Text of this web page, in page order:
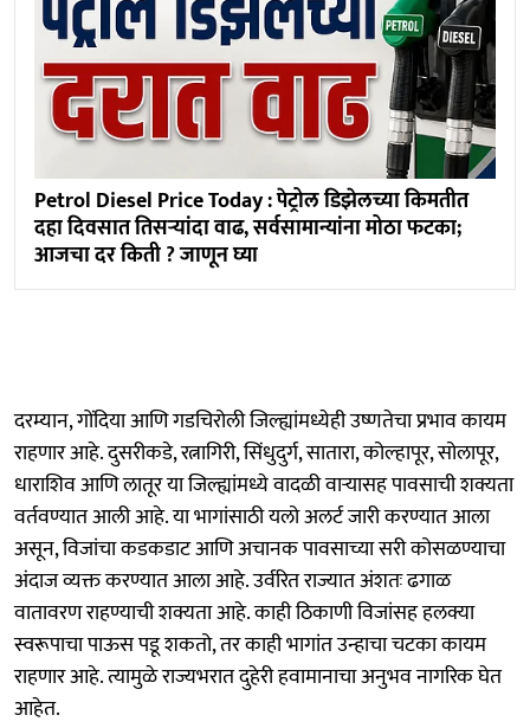
Petrol Diesel Price Today : पेट्रोल डिझेलच्या किमतीत
दहा दिवसात तिसऱ्यांदा वाढ, सर्वसामान्यांना मोठा फटका;
आजचा दर किती ? जाणून घ्या
दरम्यान, गोंदिया आणि गडचिरोली जिल्ह्यांमध्येही उष्णतेचा प्रभाव कायम
राहणार आहे. दुसरीकडे, रत्नागिरी, सिंधुदुर्ग, सातारा, कोल्हापूर, सोलापूर,
धाराशिव आणि लातूर या जिल्ह्यांमध्ये वादळी वाऱ्यासह पावसाची शक्यता
वर्तवण्यात आली आहे. या भागांसाठी यलो अलर्ट जारी करण्यात आला
असून, विजांचा कडकडाट आणि अचानक पावसाच्या सरी कोसळण्याचा
अंदाज व्यक्त करण्यात आला आहे. उर्वरित राज्यात अंशतः ढगाळ
वातावरण राहण्याची शक्यता आहे. काही ठिकाणी विजांसह हलक्या
स्वरूपाचा पाऊस पडू शकतो, तर काही भागांत उन्हाचा चटका कायम
राहणार आहे. त्यामुळे राज्यभरात दुहेरी हवामानाचा अनुभव नागरिक घेत
आहेत.